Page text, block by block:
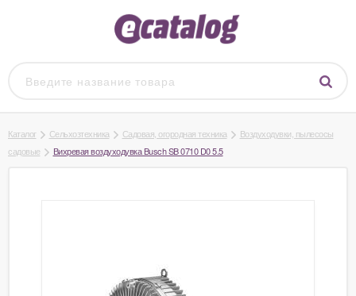
Каталог Сельхозтехника Садовая, огородная техника
Воздуходувки, пылесосы
садовые
Вихревая воздуходувка Busch SB 0710 D0 5.5